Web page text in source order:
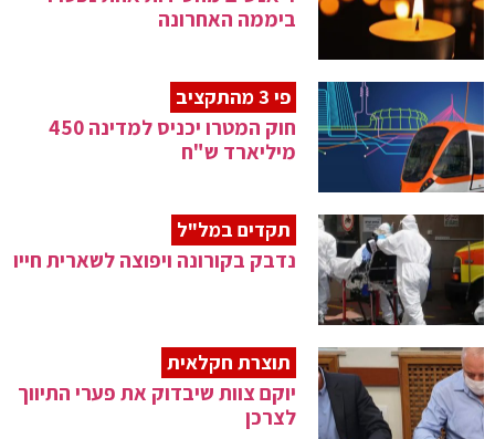
ביממה האחרונה
פי 3 מהתקציב
חוק המטרו יכניס למדינה 450
מיליארד ש"ח
תקדים במל"ל
נדבק בקורונה ויפוצה לשארית חייו
תוצרת חקלאית
יוקם צוות שיבדוק את פערי התיווך
לצרכן